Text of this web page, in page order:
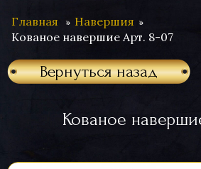
Главная
Навершия
Кованое навершие Арт. 8-07
Вернуться назад
Кованое